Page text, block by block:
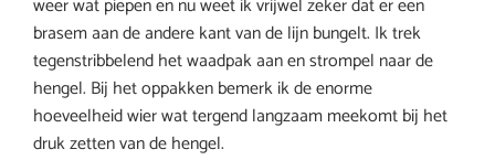
brasem aan de andere kant van de lijn bungelt. Ik trek
tegenstribbelend het waadpak aan en strompel naar de
hengel. Bij het oppakken bemerk ik de enorme
hoeveelheid wier wat tergend langzaam meekomt bij het
druk zetten van de hengel.